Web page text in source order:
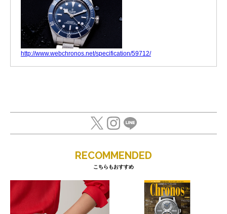
http://www.webchronos.net/specification/59712/
RECOMMENDED
こちらもおすすめ